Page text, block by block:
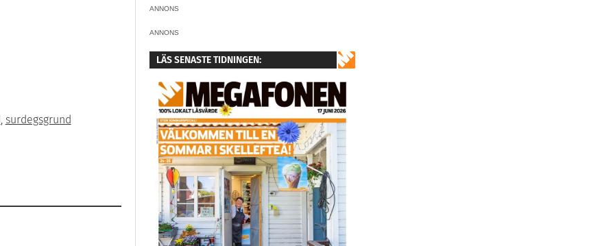
, surdegsgrund
ANNONS
ANNONS
LÄS SENASTE TIDNINGEN: